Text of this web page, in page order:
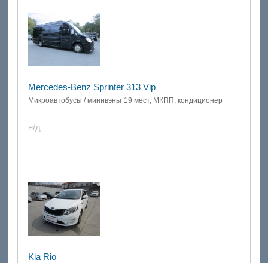
Mercedes-Benz Sprinter 313 Vip
Микроавтобусы / минивэны 19 мест, МКПП, кондиционер
н/д
Kia Rio